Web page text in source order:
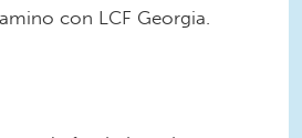
con LCF Georgia.